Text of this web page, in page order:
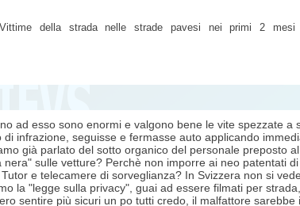
della strada nelle strade pavesi nei primi 2
ad esso sono enormi e valgono bene le vite spezzate a
infrazione, seguisse e fermasse auto applicando
già parlato del sotto organico del personale preposto
sulle vetture? Perchè non imporre ai neo patentati
e telecamere di sorveglianza? In Svizzera non si
la "legge sulla privacy", guai ad essere filmati per
sentire più sicuri un po tutti credo, il malfattore sarebbe